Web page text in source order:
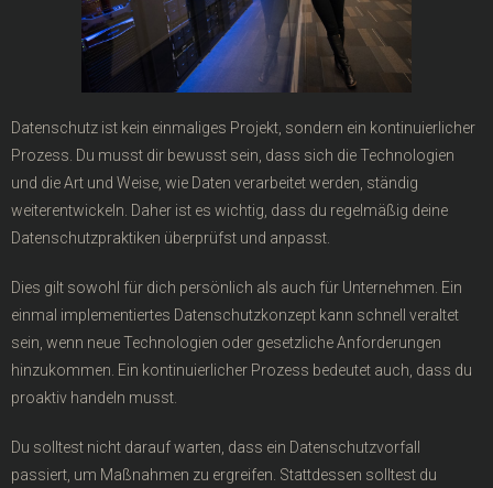
Datenschutz ist kein einmaliges Projekt, sondern ein kontinuierlicher
Prozess. Du musst dir bewusst sein, dass sich die Technologien
und die Art und Weise, wie Daten verarbeitet werden, ständig
weiterentwickeln. Daher ist es wichtig, dass du regelmäßig deine
Datenschutzpraktiken überprüfst und anpasst.
Dies gilt sowohl für dich persönlich als auch für Unternehmen. Ein
einmal implementiertes Datenschutzkonzept kann schnell veraltet
sein, wenn neue Technologien oder gesetzliche Anforderungen
hinzukommen. Ein kontinuierlicher Prozess bedeutet auch, dass du
proaktiv handeln musst.
Du solltest nicht darauf warten, dass ein Datenschutzvorfall
passiert, um Maßnahmen zu ergreifen. Stattdessen solltest du